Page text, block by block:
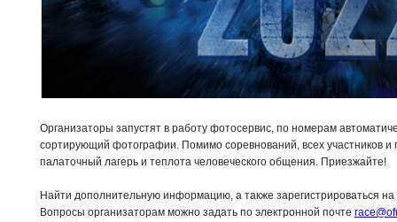
Организаторы запустят в работу фотосервис, по номерам
сортирующий фотографии. Помимо соревнований, всех участников и
палаточный лагерь и теплота человеческого общения. Приезжайте!
Найти дополнительную информацию, а также зарегистрироваться
Вопросы организаторам можно задать по электронной почте